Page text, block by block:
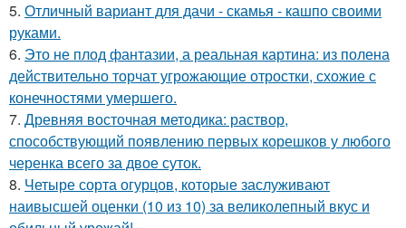
5. Отличный вариант для дачи - скамья - кашпо своими
руками.
6. Это не плод фантазии, а реальная картина: из полена
действительно торчат угрожающие отростки, схожие с
конечностями умершего.
7. Древняя восточная методика: раствор,
способствующий появлению первых корешков у любого
черенка всего за двое суток.
8. Четыре сорта огурцов, которые заслуживают
наивысшей оценки (10 из 10) за великолепный вкус и